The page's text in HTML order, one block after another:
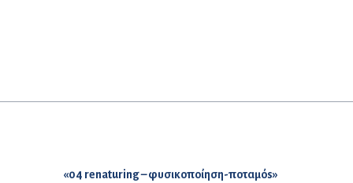
Προηγούμενο άρθρο:
«04 renaturing – φυσικοποίηση-ποταμόs»